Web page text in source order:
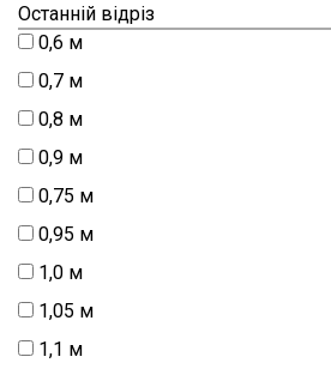
Останній відріз
0,6 м
0,7 м
0,8 м
0,9 м
0,75 м
0,95 м
1,0 м
1,05 м
1,1 м